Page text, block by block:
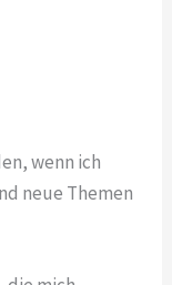
wenn ich
neue Themen